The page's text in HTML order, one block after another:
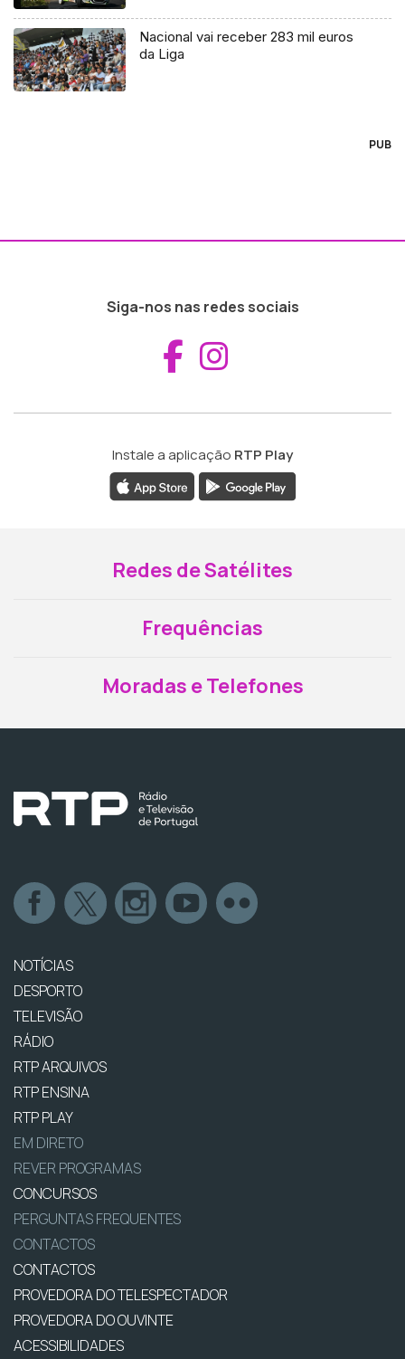
Nacional vai receber 283 mil euros
da Liga
PUB
Siga-nos nas redes sociais
Aceder ao
Instale a aplicação RTP Play
Redes de Satélites
Frequências
Moradas e Telefones
NOTÍCIAS
DESPORTO
TELEVISÃO
RÁDIO
RTP ARQUIVOS
RTP ENSINA
RTP PLAY
EM DIRETO
REVER PROGRAMAS
CONCURSOS
PERGUNTAS FREQUENTES
CONTACTOS
CONTACTOS
PROVEDORA DO TELESPECTADOR
PROVEDORA DO OUVINTE
ACESSIBILIDADES